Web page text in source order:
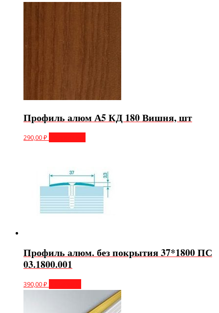
Профиль алюм А5 КД 180 Вишня, шт
290,00₽
Профиль алюм. без покрытия 37*1800 ПС
03.1800.001
390,00₽